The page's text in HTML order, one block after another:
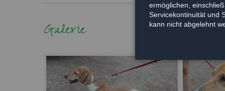
Galerie
ermöglichen,
Servicekontinuität und
kann nicht abgelehnt